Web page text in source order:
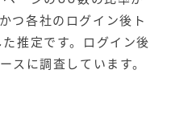
つ各社のログイン後ト
推定です。ログイン後
スに調査しています。